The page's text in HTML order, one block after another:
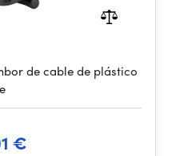
de cable de plástico
€